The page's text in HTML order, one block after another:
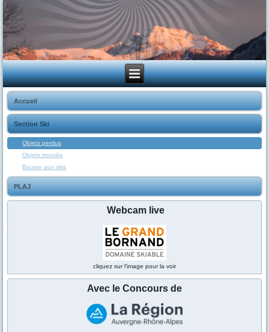
Accueil
Section Ski
Objets perdus
Objets trouvés
Bourse aux skis
PLAJ
Webcam live
cliquez sur l'image pour la voir
Avec le Concours de